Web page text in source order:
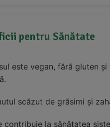
pentru Sănătate
este vegan, fără gluten
scăzut de grăsimi și
contribuie la sănătatea